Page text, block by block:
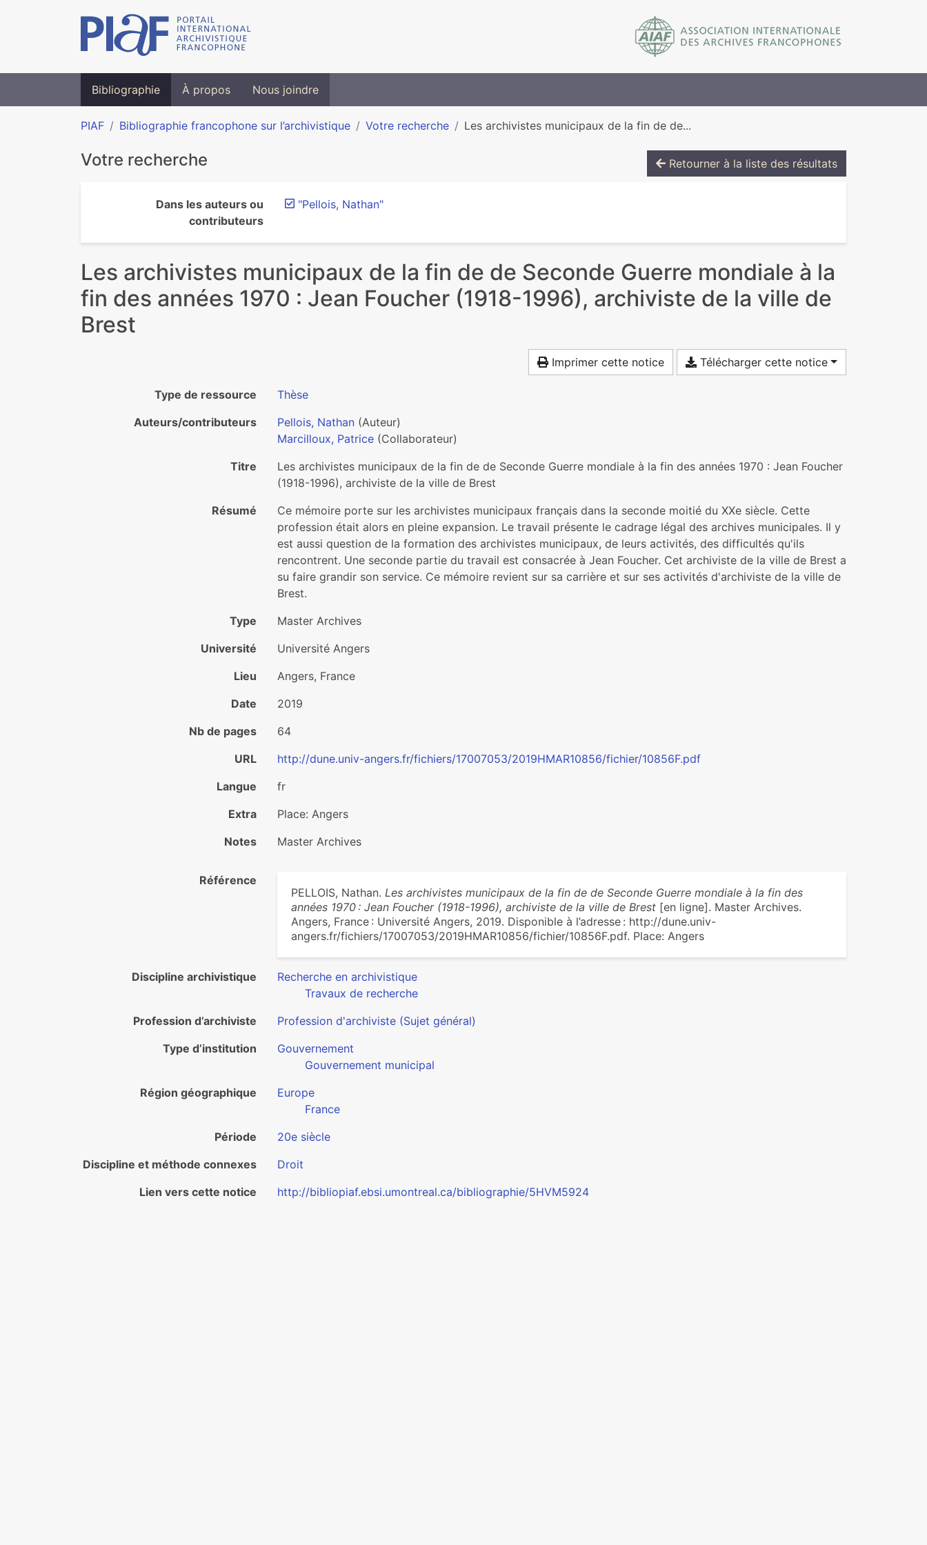
Bibliographie À propos Nous joindre
PIAF Bibliographie francophone sur l’archivistique Votre recherche Les archivistes municipaux de la fin de de...
Votre recherche Retourner à la liste des résultats
Dans les auteurs ou
contributeurs
"Pellois, Nathan"
Les archivistes municipaux de la fin de de Seconde Guerre mondiale à la
fin des années 1970 : Jean Foucher (1918-1996), archiviste de la ville de
Brest
Imprimer cette notice Télécharger cette notice
Type de ressource
Thèse
Auteurs/contributeurs
Pellois, Nathan (Auteur)
Marcilloux, Patrice (Collaborateur)
Titre
Les archivistes municipaux de la fin de de Seconde Guerre mondiale à la fin des années 1970 : Jean Foucher
(1918-1996), archiviste de la ville de Brest
Résumé
Ce mémoire porte sur les archivistes municipaux français dans la seconde moitié du XXe siècle. Cette
profession était alors en pleine expansion. Le travail présente le cadrage légal des archives municipales. Il y
est aussi question de la formation des archivistes municipaux, de leurs activités, des difficultés qu'ils
rencontrent. Une seconde partie du travail est consacrée à Jean Foucher. Cet archiviste de la ville de Brest a
su faire grandir son service. Ce mémoire revient sur sa carrière et sur ses activités d'archiviste de la ville de
Brest.
Type
Master Archives
Université
Université Angers
Lieu
Angers, France
Date
2019
Nb de pages
64
URL
http://dune.univ-angers.fr/fichiers/17007053/2019HMAR10856/fichier/10856F.pdf
Langue
fr
Extra
Place: Angers
Notes
Master Archives
Référence
PELLOIS, Nathan. Les archivistes municipaux de la fin de de Seconde Guerre mondiale à la fin des
années 1970 : Jean Foucher (1918-1996), archiviste de la ville de Brest [en ligne]. Master Archives.
Angers, France : Université Angers, 2019. Disponible à l’adresse : http://dune.univ-
angers.fr/fichiers/17007053/2019HMAR10856/fichier/10856F.pdf. Place: Angers
Discipline archivistique
Recherche en archivistique
Travaux de recherche
Profession d’archiviste
Profession d'archiviste (Sujet général)
Type d’institution
Gouvernement
Gouvernement municipal
Région géographique
Europe
France
Période
20e siècle
Discipline et méthode connexes
Droit
Lien vers cette notice
http://bibliopiaf.ebsi.umontreal.ca/bibliographie/5HVM5924